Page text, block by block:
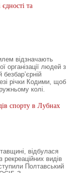
та
відзначають
організації людей з
безбар’єрній
річки Кодими, щоб
колі.
спорту в Лубнах
відбулася
рекреаційних видів
Полтавський